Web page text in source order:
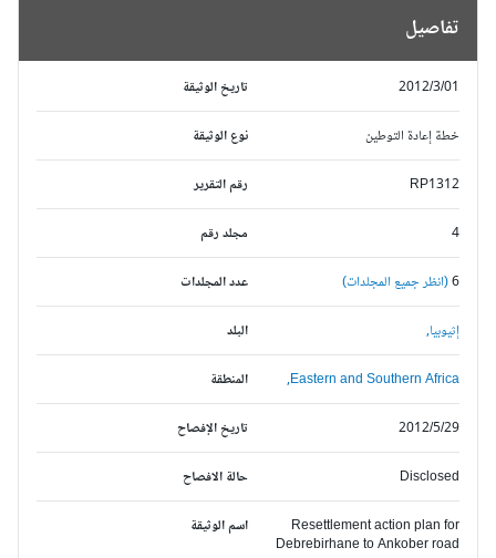
تفاصيل
تاريخ الوثيقة 2012/3/01
نوع الوثيقة خطة إعادة التوطين
رقم التقرير RP1312
مجلد رقم
عدد المجلدات (انظر جميع المجلدات)
البلد إثيوبيا,
المنطقة Eastern and Southern Africa,
تاريخ الإفصاح 2012/5/29
حالة الافصاح Disclosed
اسم الوثيقة
Resettlement action plan for
Debrebirhane to Ankober road